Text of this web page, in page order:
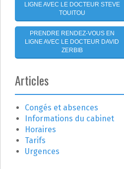
a
t
i
c
l
e
LIGNE AVEC LE DOCTEUR STEVE
TOUITOU
PRENDRE RENDEZ-VOUS EN
LIGNE AVEC LE DOCTEUR DAVID
ZERBIB
Articles
Congés et absences
Informations du cabinet
Horaires
Tarifs
Urgences